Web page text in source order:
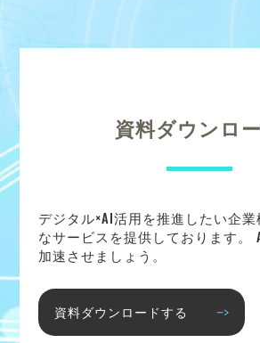
資料ダウンロ
デジタル×AI活用を推進したい企
なサービスを提供しております。
加速させましょう。
資料ダウンロードする